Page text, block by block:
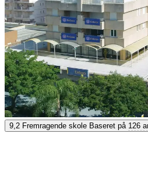
Enforex Marbella
9,2 Fremragende Baseret på 126
9,2 Fremragende skole Baseret på 126